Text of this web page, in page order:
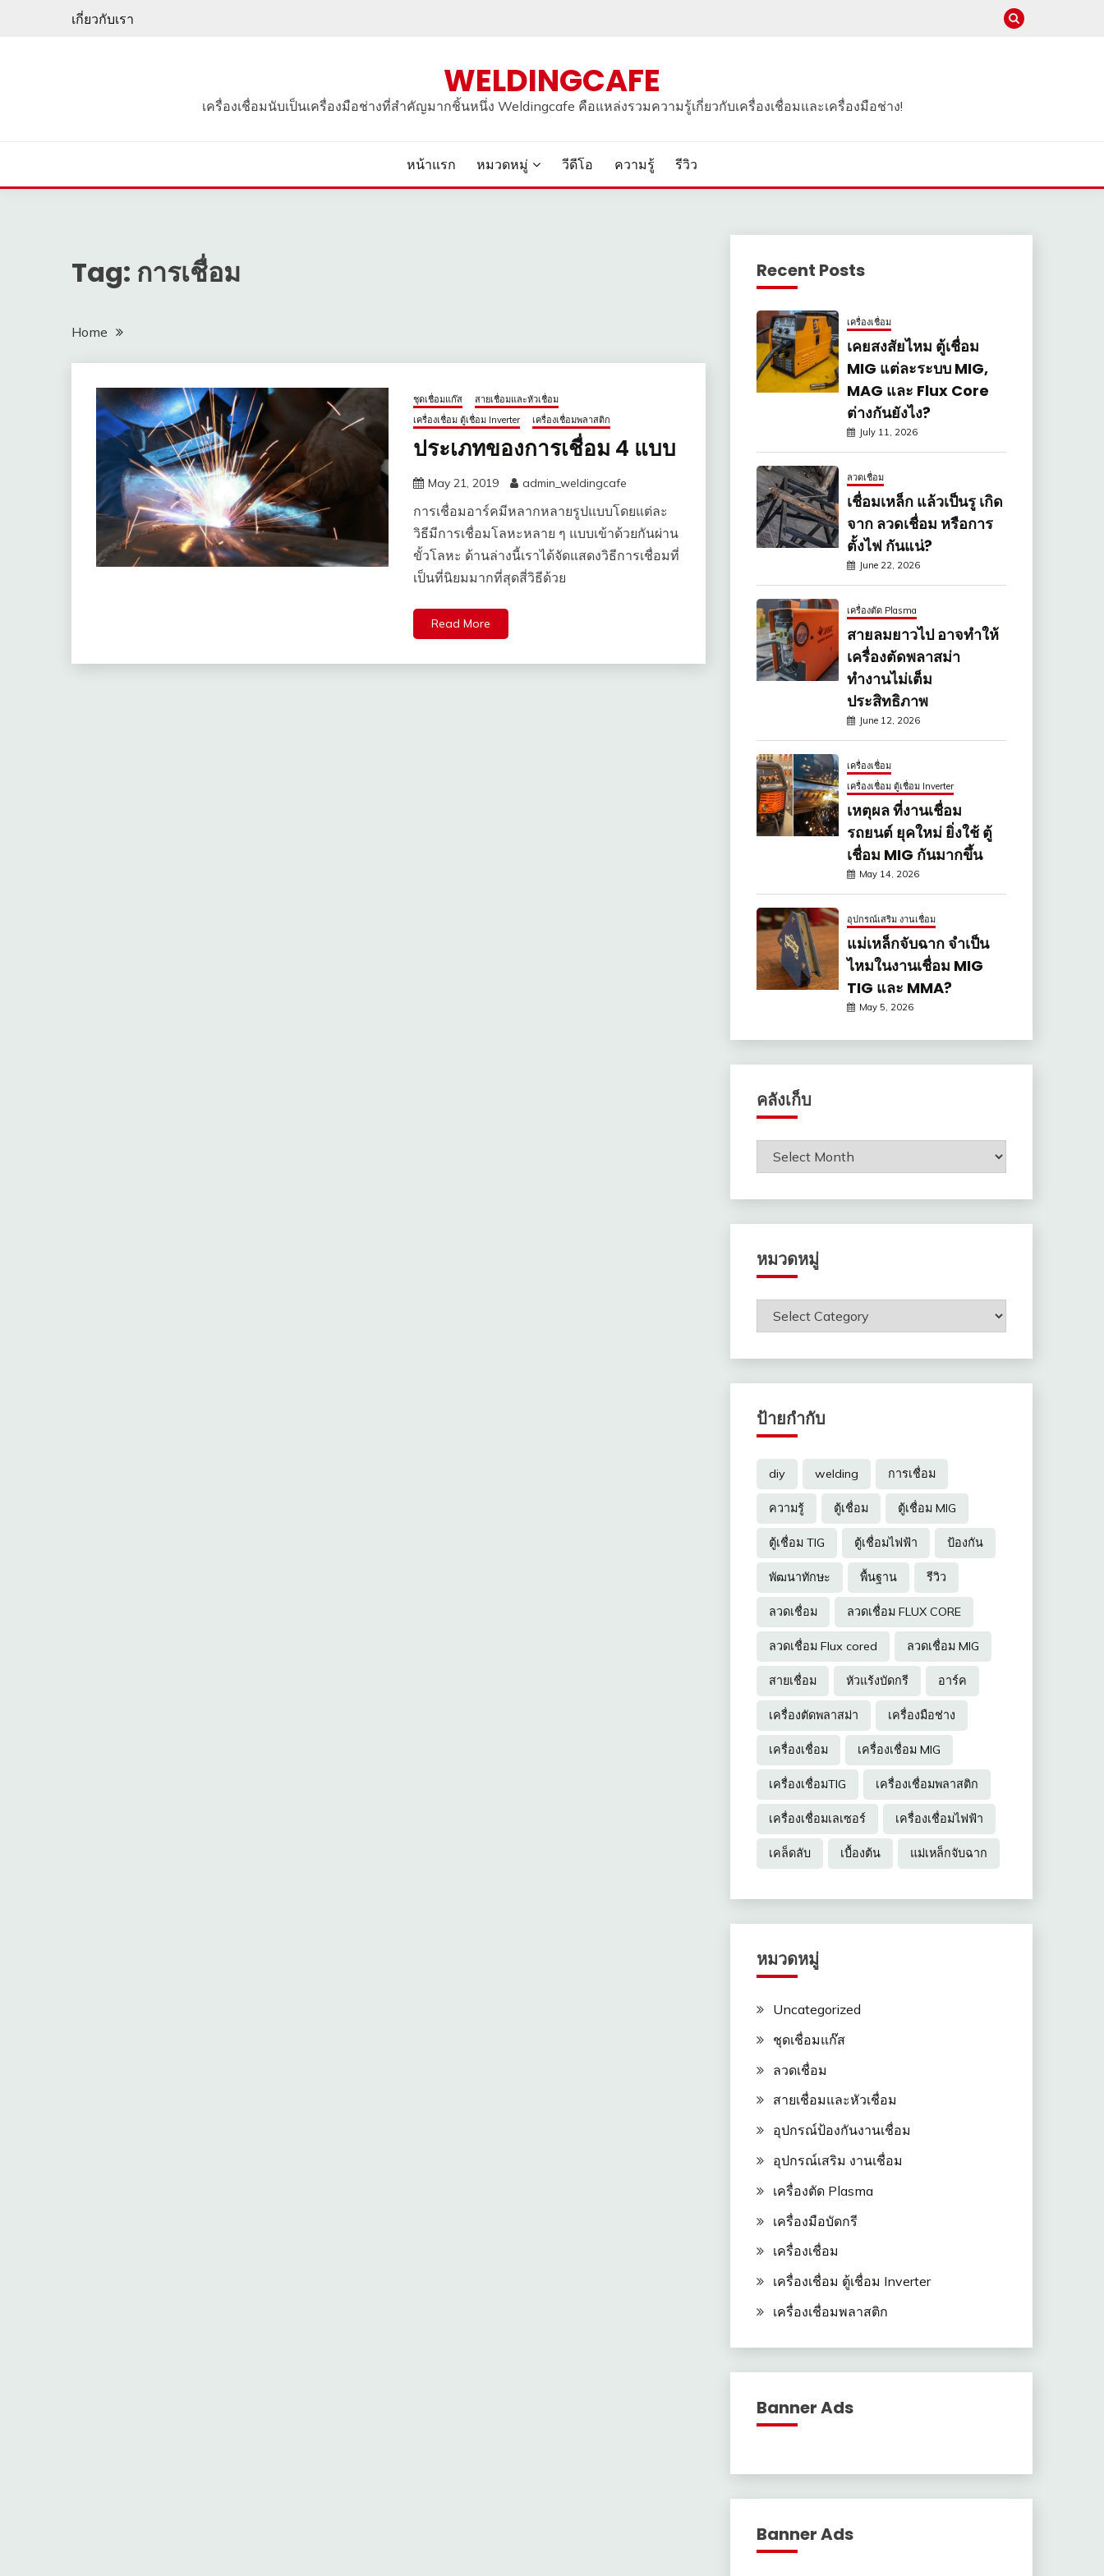
เกี่ยวกับเรา
WELDINGCAFE
เครื่องเชื่อมนับเป็นเครื่องมือช่างที่สำคัญมากชิ้นหนึ่ง Weldingcafe คือแหล่งรวมความรู้เกี่ยวกับเครื่องเชื่อมและเครื่องมือช่าง!
หน้าแรก หมวดหมู่ วีดีโอ ความรู้ รีวิว
Tag: การเชื่อม
Home
ชุดเชื่อมแก๊ส
สายเชื่อมและหัวเชื่อม
เครื่องเชื่อม ตู้เชื่อม Inverter
เครื่องเชื่อมพลาสติก
ประเภทของการเชื่อม 4 แบบ
May 21, 2019 admin_weldingcafe
การเชื่อมอาร์คมีหลากหลายรูปแบบโดยแต่ละ
วิธีมีการเชื่อมโลหะหลาย ๆ แบบเข้าด้วยกันผ่าน
ขั้วโลหะ ด้านล่างนี้เราได้จัดแสดงวิธีการเชื่อมที่
เป็นที่นิยมมากที่สุดสี่วิธีด้วย
Read More
Recent Posts
เครื่องเชื่อม
เคยสงสัยไหม ตู้เชื่อม
MIG แต่ละระบบ MIG,
MAG และ Flux Core
ต่างกันยังไง?
July 11, 2026
ลวดเชื่อม
เชื่อมเหล็ก แล้วเป็นรู เกิด
จาก ลวดเชื่อม หรือการ
ตั้งไฟ กันแน่?
June 22, 2026
เครื่องตัด Plasma
สายลมยาวไป อาจทำให้
เครื่องตัดพลาสม่า
ทำงานไม่เต็ม
ประสิทธิภาพ
June 12, 2026
เครื่องเชื่อม
เครื่องเชื่อม ตู้เชื่อม Inverter
เหตุผล ที่งานเชื่อม
รถยนต์ ยุคใหม่ ยิ่งใช้ ตู้
เชื่อม MIG กันมากขึ้น
May 14, 2026
อุปกรณ์เสริม งานเชื่อม
แม่เหล็กจับฉาก จำเป็น
ไหมในงานเชื่อม MIG
TIG และ MMA?
May 5, 2026
คลังเก็บ
คลัง
เก็บ
หมวดหมู่
หมวด
หมู่
ป้ายกำกับ
diy welding การเชื่อม
ความรู้ ตู้เชื่อม ตู้เชื่อม MIG
ตู้เชื่อม TIG ตู้เชื่อมไฟฟ้า ป้องกัน
พัฒนาทักษะ พื้นฐาน รีวิว
ลวดเชื่อม ลวดเชื่อม FLUX CORE
ลวดเชื่อม Flux cored ลวดเชื่อม MIG
สายเชื่อม หัวแร้งบัดกรี อาร์ค
เครื่องตัดพลาสม่า เครื่องมือช่าง
เครื่องเชื่อม เครื่องเชื่อม MIG
เครื่องเชื่อมTIG เครื่องเชื่อมพลาสติก
เครื่องเชื่อมเลเซอร์ เครื่องเชื่อมไฟฟ้า
เคล็ดลับ เบื้องต้น แม่เหล็กจับฉาก
หมวดหมู่
Uncategorized
ชุดเชื่อมแก๊ส
ลวดเชื่อม
สายเชื่อมและหัวเชื่อม
อุปกรณ์ป้องกันงานเชื่อม
อุปกรณ์เสริม งานเชื่อม
เครื่องตัด Plasma
เครื่องมือบัดกรี
เครื่องเชื่อม
เครื่องเชื่อม ตู้เชื่อม Inverter
เครื่องเชื่อมพลาสติก
Banner Ads
Banner Ads